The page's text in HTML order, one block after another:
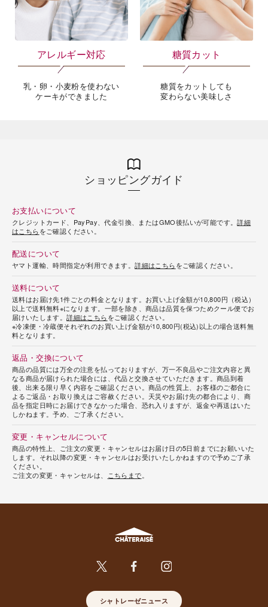
アレルギー対応
乳・卵・小麦粉を使わない
ケーキができました
糖質カット
糖質をカットしても
変わらない美味しさ
ショッピングガイド
お支払いについて
クレジットカード、PayPay、代金引換、またはGMO後払いが可能です。詳細
はこちらをご確認ください。
配送について
ヤマト運輸、時間指定が利用できます。詳細はこちらをご確認ください。
送料について
送料はお届け先1件ごとの料金となります。お買い上げ金額が10,800円（税込）
以上で送料無料※になります。一部を除き、商品は品質を保つためクール便でお
届けいたします。詳細はこちらをご確認ください。
※冷凍便・冷蔵便それぞれのお買い上げ金額が10,800円(税込)以上の場合送料無
料となります。
返品・交換について
商品の品質には万全の注意を払っておりますが、万一不良品やご注文内容と異
なる商品が届けられた場合には、代品と交換させていただきます。商品到着
後、出来る限り早く内容をご確認ください。商品の性質上、お客様のご都合に
よるご返品・お取り換えはご容赦ください。天災やお届け先の都合により、商
品を指定日時にお届けできなかった場合、恐れ入りますが、返金や再送はいた
しかねます。予め、ご了承ください。
変更・キャンセルについて
商品の特性上、ご注文の変更・キャンセルはお届け日の5日前までにお願いいた
します。それ以降の変更・キャンセルはお受けいたしかねますので予めご了承
ください。
ご注文の変更・キャンセルは、
こちらまで
シャトレーゼニュース